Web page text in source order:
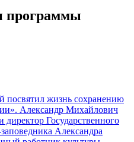
программы
посвятил жизнь сохранению
Александр Михайлович
директор Государственного
Александра